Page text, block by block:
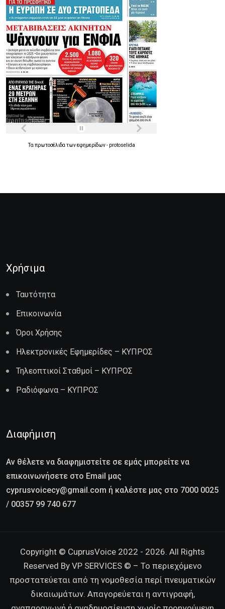
Τα πρωτοσέλιδα τωνεφημερίδων- protoselida
Χρήσιμα
Ταυτότητα
Επικοινωνία
Όροι Χρήσης
Ηλεκτρονικές Εφημερίδες – ΚΥΠΡΟΣ
Τηλεοπτικοί Σταθμοί – ΚΥΠΡΟΣ
Ραδιόφωνα – ΚΥΠΡΟΣ
Διαφήμιση
Αν θέλετε να διαφημιστείτε σε εμάς μπορείτε να
επικοινωνήσετε στο Email μας
cyprusvoicecy@gmail.com ή καλέστε μας στο 7000 0025
/ 00357 99 740 677
Copyright © CuprusVoice 2022 - 2026. All Rights
Reserved By VP SERVICES © – Το περιεχόμενο
προστατεύεται από τη νομοθεσία περί πνευματικών
δικαιωμάτων. Απαγορεύεται η αντιγραφή,